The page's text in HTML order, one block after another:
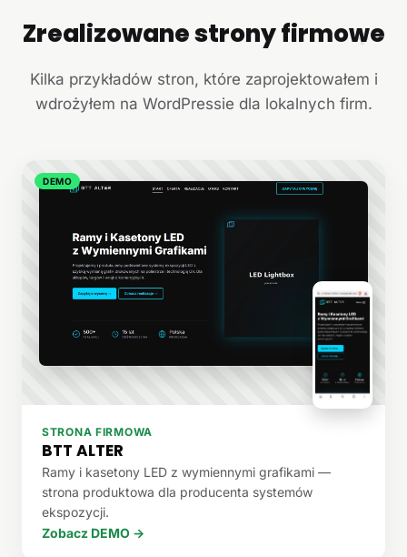
+
Zrealizowane strony firmowe
Kilka przykładów stron, które zaprojektowałem i
wdrożyłem na WordPressie dla lokalnych firm.
DEMO
STRONA FIRMOWA
BTT ALTER
Ramy i kasetony LED z wymiennymi grafikami —
strona produktowa dla producenta systemów
ekspozycji.
Zobacz DEMO →